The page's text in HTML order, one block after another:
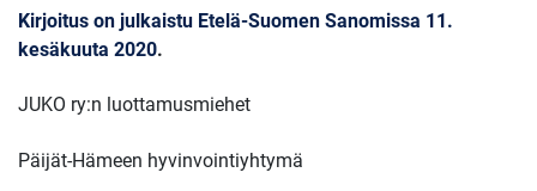
Kirjoitus on julkaistu Etelä-Suomen Sanomissa 11.
kesäkuuta 2020.
JUKO ry:n luottamusmiehet
Päijät-Hämeen hyvinvointiyhtymä